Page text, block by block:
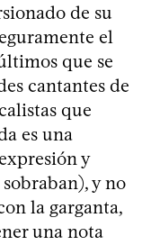
de su
el
que se
cantantes de
que
es una
y
y no
la garganta,
una nota